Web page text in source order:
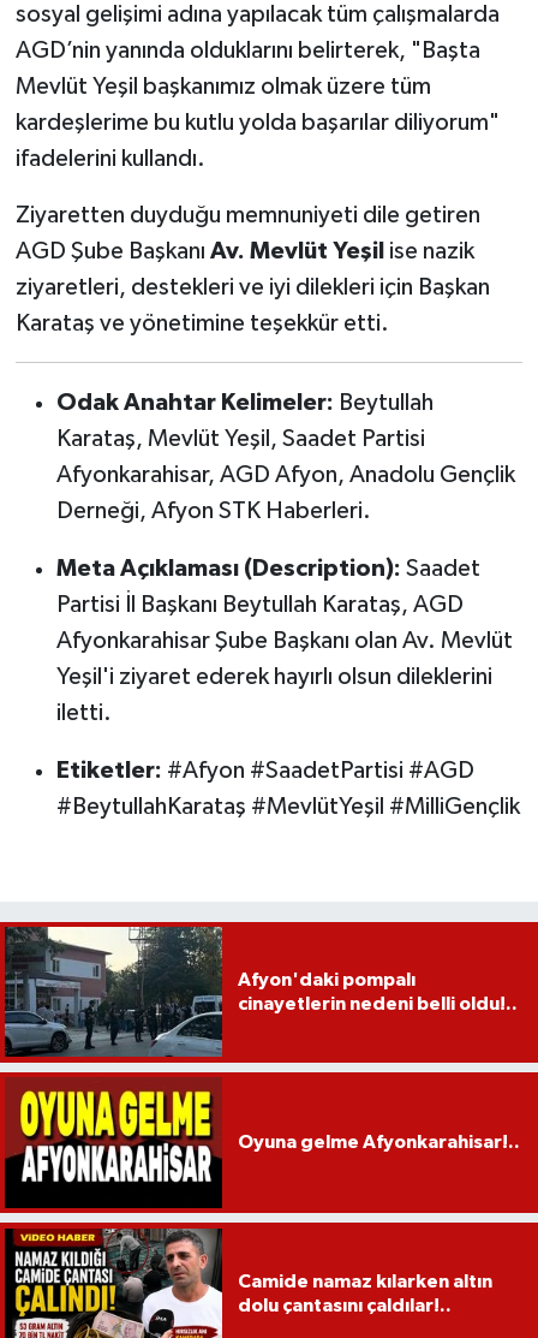
sosyal gelişimi adına yapılacak tüm çalışmalarda
AGD’nin yanında olduklarını belirterek, "Başta
Mevlüt Yeşil başkanımız olmak üzere tüm
kardeşlerime bu kutlu yolda başarılar diliyorum"
ifadelerini kullandı.
Ziyaretten duyduğu memnuniyeti dile getiren
AGD Şube Başkanı Av. Mevlüt Yeşil ise nazik
ziyaretleri, destekleri ve iyi dilekleri için Başkan
Karataş ve yönetimine teşekkür etti.
Odak Anahtar Kelimeler: Beytullah
Karataş, Mevlüt Yeşil, Saadet Partisi
Afyonkarahisar, AGD Afyon, Anadolu Gençlik
Derneği, Afyon STK Haberleri.
Meta Açıklaması (Description): Saadet
Partisi İl Başkanı Beytullah Karataş, AGD
Afyonkarahisar Şube Başkanı olan Av. Mevlüt
Yeşil'i ziyaret ederek hayırlı olsun dileklerini
iletti.
Etiketler: #Afyon #SaadetPartisi #AGD
#BeytullahKarataş #MevlütYeşil #MilliGençlik
Afyon'daki pompalı
cinayetlerin nedeni belli oldu!..
Oyuna gelme Afyonkarahisar!..
Camide namaz kılarken altın
dolu çantasını çaldılar!..